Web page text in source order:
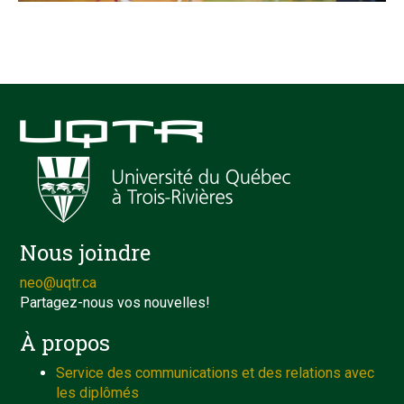
Nous joindre
neo@uqtr.ca
Partagez-nous vos nouvelles!
À propos
Service des communications et des relations avec
les diplômés